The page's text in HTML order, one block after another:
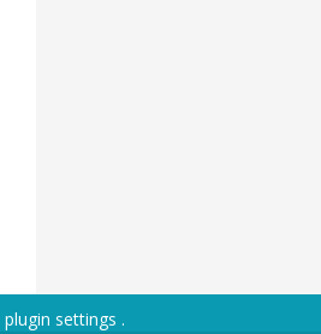
plugin settings .